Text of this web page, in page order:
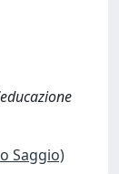
Saggio)